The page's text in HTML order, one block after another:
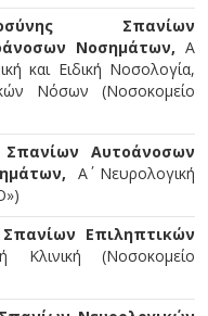
Σπανίων
Νοσημάτων, Α΄
και Ειδική Νοσολογία,
Νόσων (Νοσοκομείο
Σπανίων Αυτοάνοσων
Α΄ Νευρολογική
Επιληπτικών
Κλινική (Νοσοκομείο